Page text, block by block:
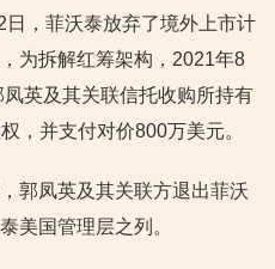
，菲沃泰放弃了境外上市计
为拆解红筹架构，2021年8
英及其关联信托收购所持有
，并支付对价800万美元。
郭凤英及其关联方退出菲沃
美国管理层之列。